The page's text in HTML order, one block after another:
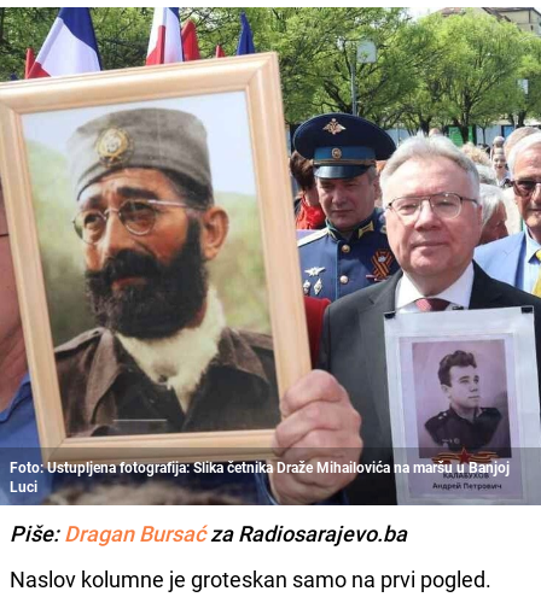
Foto: Ustupljena fotografija: Slika četnika Draže Mihailovića na maršu u Banjoj
Luci
Piše:Dragan Bursaćza Radiosarajevo.ba
Naslov kolumne je groteskan samo na prvi pogled.